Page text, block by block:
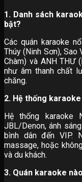
1. Danh sách
bật?
Các quán karaoke
Thúy (Ninh Sơn), Sao
Chàm) và ANH THƯ
như âm thanh chất
chăng.
2. Hệ thống
Hệ thống karaoke
JBL/Denon, ánh
bình dân đến VIP.
massage, hoặc
và du khách.
3. Quán karaoke